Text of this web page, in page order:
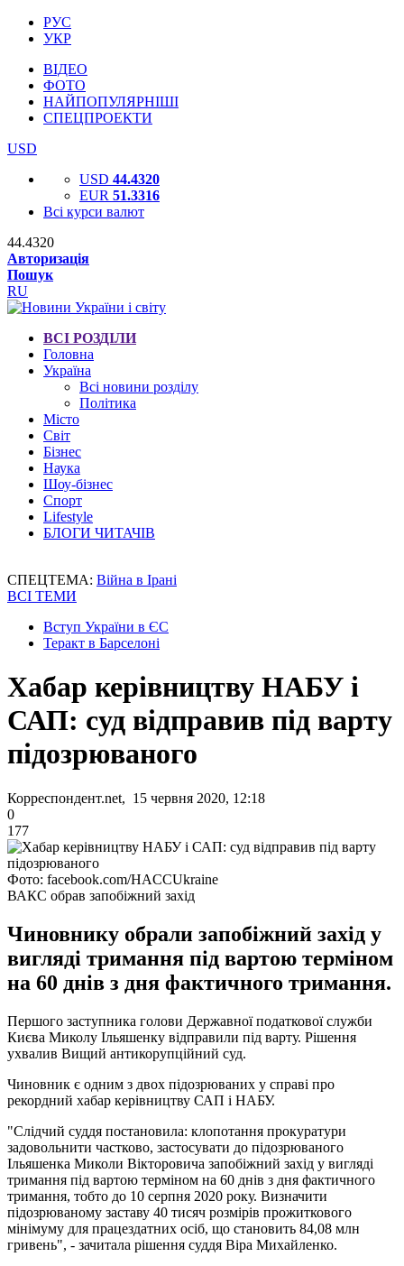
РУС
УКР
ВІДЕО
ФОТО
НАЙПОПУЛЯРНІШІ
СПЕЦПРОЕКТИ
USD
USD 44.4320
EUR 51.3316
Всі курси валют
44.4320
Авторизація
Пошук
RU
ВСІ РОЗДІЛИ
Головна
Україна
Всі новини розділу
Політика
Місто
Світ
Бізнес
Наука
Шоу-бізнес
Спорт
Lifestyle
БЛОГИ ЧИТАЧІВ
СПЕЦТЕМА: Війна в Ірані
ВСІ ТЕМИ
Вступ України в ЄС
Теракт в Барселоні
Хабар керівництву НАБУ і
САП: суд відправив під варту
підозрюваного
Корреспондент.net, 15 червня 2020, 12:18
0
177
Фото: facebook.com/HACCUkraine
ВАКС обрав запобіжний захід
Чиновнику обрали запобіжний захід у
вигляді тримання під вартою терміном
на 60 днів з дня фактичного тримання.
Першого заступника голови Державної податкової служби
Києва Миколу Ільяшенку відправили під варту. Рішення
ухвалив Вищий антикорупційний суд.
Чиновник є одним з двох підозрюваних у справі про
рекордний хабар керівництву САП і НАБУ.
"Слідчий суддя постановила: клопотання прокуратури
задовольнити частково, застосувати до підозрюваного
Ільяшенка Миколи Вікторовича запобіжний захід у вигляді
тримання під вартою терміном на 60 днів з дня фактичного
тримання, тобто до 10 серпня 2020 року. Визначити
підозрюваному заставу 40 тисяч розмірів прожиткового
мінімуму для працездатних осіб, що становить 84,08 млн
гривень", - зачитала рішення суддя Віра Михайленко.